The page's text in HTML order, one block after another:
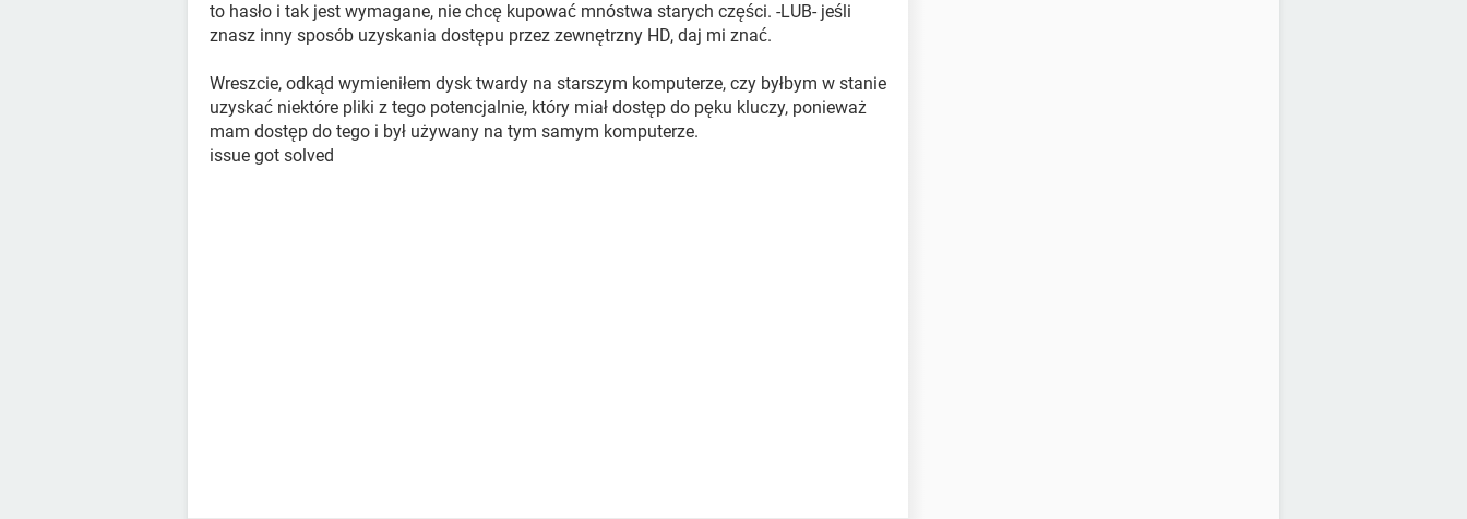
to hasło i tak jest wymagane, nie chcę kupować mnóstwa starych części. -LUB- jeśli
znasz inny sposób uzyskania dostępu przez zewnętrzny HD, daj mi znać.
Wreszcie, odkąd wymieniłem dysk twardy na starszym komputerze, czy byłbym w stanie
uzyskać niektóre pliki z tego potencjalnie, który miał dostęp do pęku kluczy, ponieważ
mam dostęp do tego i był używany na tym samym komputerze.
issue got solved